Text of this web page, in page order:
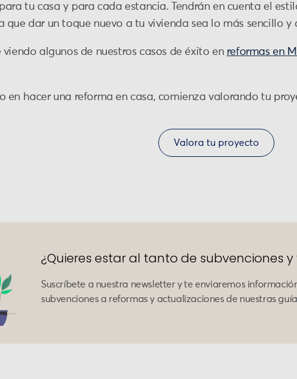
tu casa y para cada estancia. Tendrán en cuenta el
que dar un toque nuevo a tu vivienda sea lo más sencillo
viendo algunos de nuestros casos de éxito en reformas en
en hacer una reforma en casa, comienza valorando tu
Valora tu proyecto
¿Quieres estar al tanto de subvenciones
Suscríbete a nuestra newsletter y te enviaremos
subvenciones a reformas y actualizaciones de nuestras